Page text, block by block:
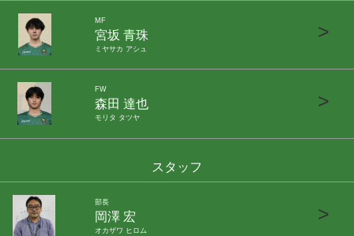
MF
宮坂 青珠
ミヤサカ アシュ
>
FW
森田 達也
モリタ タツヤ
>
スタッフ
部長
岡澤 宏
オカザワ ヒロム
>